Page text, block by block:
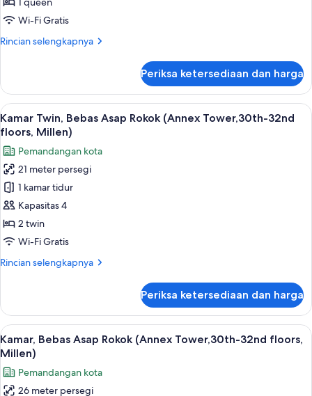
Rokok
Tower,30th-
Millen)
Wi-Fi Gratis
Rincian selengkapnya
Rincian
Kamar
Double,
Bebas
Asap
(Annex
Tower,30th-
32nd
floors,
Millen)
Periksa ketersediaan dan harga
Lihat
semua
foto
untuk
Kamar
Twin,
Bebas
Asap
Rokok
Tower,30th-
Millen)
Brankas, ruang kerja ramah laptop,
11
Kamar Twin, Bebas Asap Rokok (Annex Tower,30th-32nd
floors, Millen)
Pemandangan kota
21 meter persegi
1 kamar tidur
Kapasitas 4
2 twin
Wi-Fi Gratis
Rincian selengkapnya
Rincian
Kamar
Twin,
Bebas
Asap
(Annex
Tower,30th-
Periksa ketersediaan dan harga
Lihat
semua
foto
untuk
Kamar, Bebas Asap Rokok (Annex
14
Kamar, Bebas Asap Rokok (Annex Tower,30th-32nd floors,
Millen)
Pemandangan kota
26 meter persegi